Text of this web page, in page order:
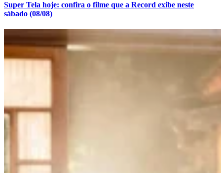
Super Tela hoje: confira o filme que a Record exibe neste
sábado (08/08)